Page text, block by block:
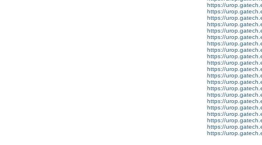
https://
https://
https://
https://
https://
https://
https://
https://
https://
https://
https://
https://
https://
https://
https://
https://
https://
https://
https://
https://
https://